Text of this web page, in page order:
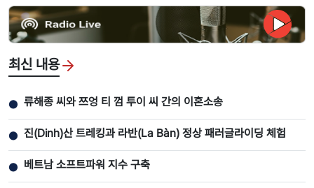
최신 내용
● 류해종 씨와 쯔엉 티 껌 투이 씨 간의 이혼소송
● 진(Dinh)산 트레킹과 라반(La Bàn) 정상 패러글라이딩 체험
● 베트남 소프트파워 지수 구축